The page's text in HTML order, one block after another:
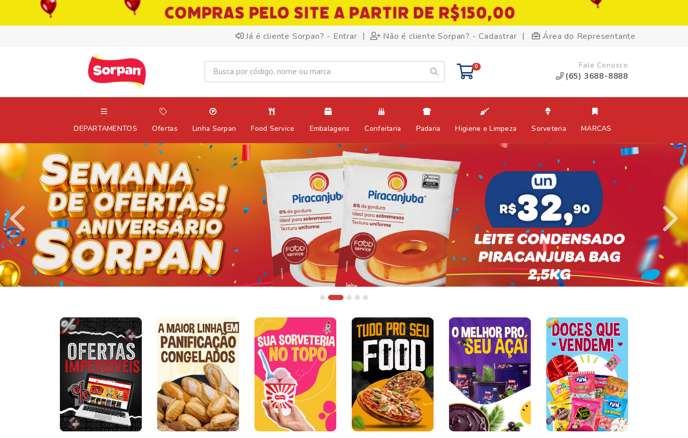
Já é cliente Sorpan? - Entrar | Não é cliente Sorpan? - Cadastrar | Área do Representante
0 Fale Conosco
(65) 3688-8888
DEPARTAMENTOS Ofertas Linha Sorpan Food Service Embalagens Confeitaria Padaria Higiene e Limpeza Sorveteria MARCAS